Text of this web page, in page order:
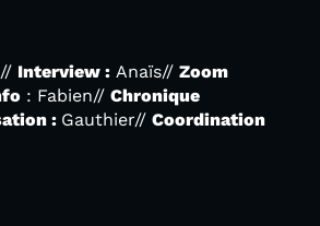
Interview : Anaïs// Zoom
: Fabien// Chronique
: Gauthier// Coordination